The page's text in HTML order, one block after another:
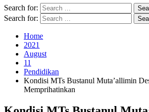
Search for:
Search for:
Home
2021
August
11
Pendidikan
Kondisi MTs Bustanul Muta’allimin
Memprihatinkan